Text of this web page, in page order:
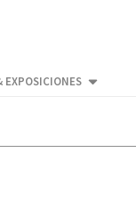
EXPOSICIONES